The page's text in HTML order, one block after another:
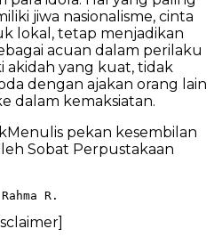
jiwa nasionalisme, cinta
lokal, tetap menjadikan
acuan dalam perilaku
akidah yang kuat, tidak
dengan ajakan orang lain
dalam kemaksiatan.
pekan kesembilan
Sobat Perpustakaan
R.